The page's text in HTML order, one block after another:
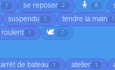
1 se reposer 2 🧍 8
suspendu 1 tendre la main 1
roulent 1 🕊️ 7
arrêt de bateau 1 atelier 1